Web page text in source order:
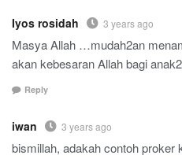
Iyos rosidah 3 years ago
Masya Allah …mudah2an
akan kebesaran Allah bagi
Reply
iwan 3 years ago
bismillah, adakah contoh